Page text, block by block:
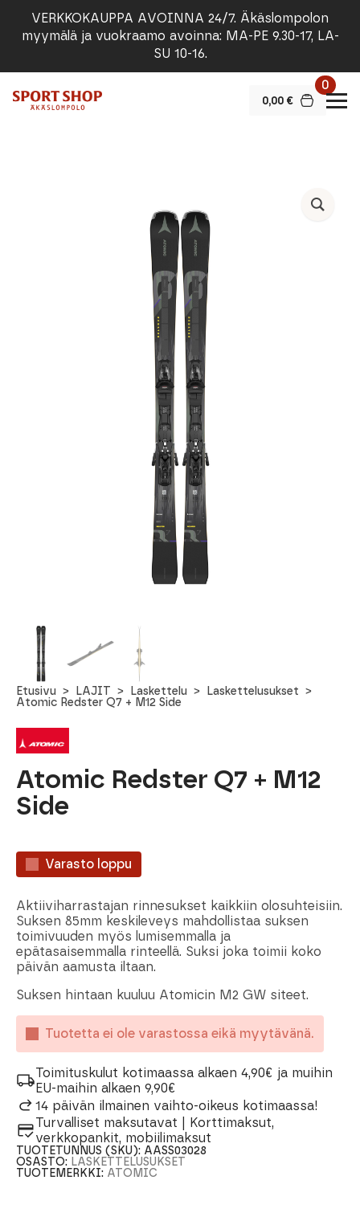
VERKKOKAUPPA AVOINNA 24/7. Äkäslompolon
myymälä ja vuokraamo avoinna: MA-PE 9.30-17, LA-
SU 10-16.
0,00 €
0
Etusivu LAJIT Laskettelu
Laskettelusukset
Atomic Redster Q7 + M12 Side
Atomic Redster Q7 + M12
Side
Varasto loppu
Aktiiviharrastajan rinnesukset kaikkiin olosuhteisiin.
Suksen 85mm keskileveys mahdollistaa suksen
toimivuuden myös lumisemmalla ja
epätasaisemmalla rinteellä. Suksi joka toimii koko
päivän aamusta iltaan.
Suksen hintaan kuuluu Atomicin M2 GW siteet.
Tuotetta ei ole varastossa eikä myytävänä.
Toimituskulut kotimaassa alkaen 4,90€ ja muihin
EU-maihin alkaen 9,90€
14 päivän ilmainen vaihto-oikeus kotimaassa!
Turvalliset maksutavat | Korttimaksut,
verkkopankit, mobiilimaksut
TUOTETUNNUS (SKU): AASS03028
OSASTO: LASKETTELUSUKSET
TUOTEMERKKI: ATOMIC